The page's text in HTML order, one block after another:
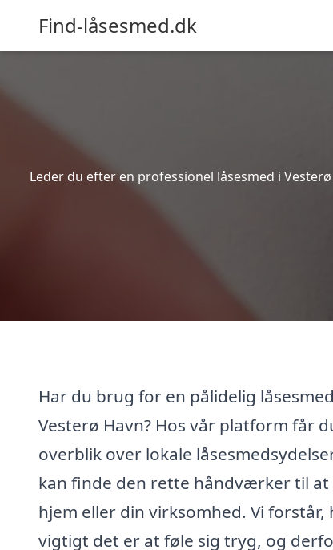
Find-låsesmed.dk
Leder du efter en professionel låsesmed i
Har du brug for en pålidelig
Vesterø Havn? Hos vår platform får
overblik over lokale
kan finde den rette håndværker til at
hjem eller din virksomhed. Vi forstår,
vigtigt det er at føle sig tryg, og